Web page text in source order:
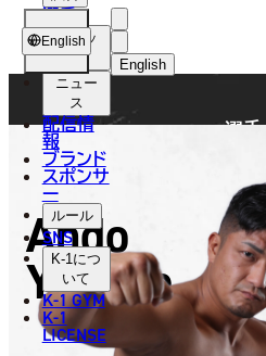
English
日
中文
中文
ไ
選手
ショッ
プ
ニュー
ス
配信情
報
ブランド
スポンサ
ー
ルール
SNS
K-1につ
いて
K-1 GYM
K-1
LICENSE
English
選手
Ando
Yusuke